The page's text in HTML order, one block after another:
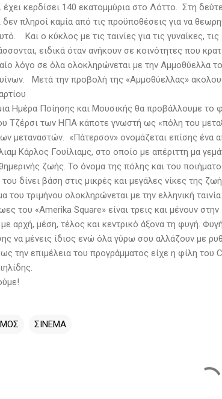
έχει κερδίσει 140 εκατομμύρια στο Λόττο. Στη
πληροί καμία από τις προϋποθέσεις για να
Και ο κύκλος με τις ταινίες για τις γυναίκες,
ειδικά όταν ανήκουν σε κοινότητες που
λόγο σε όλα ολοκληρώνεται με την Αμμοθύελλα
Μετά την προβολή της «Αμμοθύελλας»
Ημέρα Ποίησης και Μουσικής θα προβάλλουμε
των ΗΠΑ κάποτε γνωστή ως «πόλη του
μεταναστών. «Πάτερσον» ονομάζεται επίσης ένα
Κάρλος Γουίλιαμς, στο οποίο με απέριττη μα
ζωής. Το όνομα της πόλης και του
δίνει βάση στις μικρές και μεγάλες νίκες της
του τριμήνου ολοκληρώνεται με την ελληνική
του «Amerika Square» είναι τρεις και μένουν
με αρχή, μέση, τέλος και κεντρικό άξονα τη φυγή.
να μένεις ίδιος ενώ όλα γύρω σου αλλάζουν με
την επιμέλεια του προγράμματος είχε η φίλη
ΣΙΝΕΜΑ